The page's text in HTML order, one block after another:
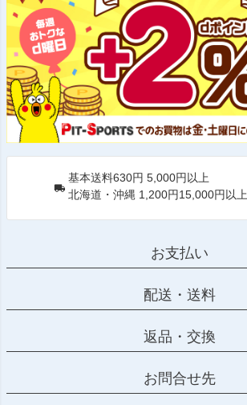
基本送料630円 5,000円以上
北海道・沖縄 1,200円15,000円以上
お支払い
配送・送料
返品・交換
お問合せ先